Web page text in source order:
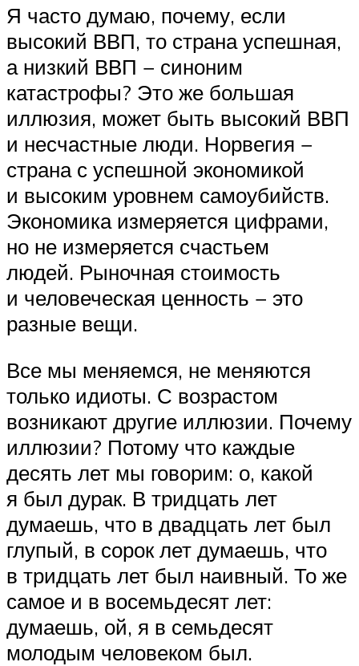
Я часто думаю, почему, если
высокий ВВП, то страна успешная,
а низкий ВВП − синоним
катастрофы? Это же большая
иллюзия, может быть высокий ВВП
и несчастные люди. Норвегия −
страна с успешной экономикой
и высоким уровнем самоубийств.
Экономика измеряется цифрами,
но не измеряется счастьем
людей. Рыночная стоимость
и человеческая ценность − это
разные вещи.
Все мы меняемся, не меняются
только идиоты. С возрастом
возникают другие иллюзии. Почему
иллюзии? Потому что каждые
десять лет мы говорим: о, какой
я был дурак. В тридцать лет
думаешь, что в двадцать лет был
глупый, в сорок лет думаешь, что
в тридцать лет был наивный. То же
самое и в восемьдесят лет:
думаешь, ой, я в семьдесят
молодым человеком был.